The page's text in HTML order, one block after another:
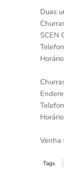
Duas
SCEN
Venha
Tags